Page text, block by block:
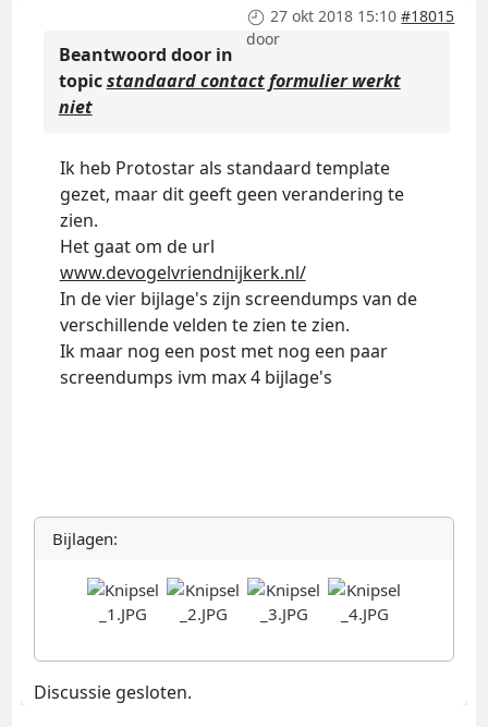
27 okt 2018 15:10 #18015
door
Beantwoord door in
topicstandaard contact formulier werkt
niet
Ik heb Protostar als standaard template
gezet, maar dit geeft geen verandering te
zien.
Het gaat om de url
www.devogelvriendnijkerk.nl/
In de vier bijlage's zijn screendumps van de
verschillende velden te zien te zien.
Ik maar nog een post met nog een paar
screendumps ivm max 4 bijlage's
Bijlagen:
Discussie gesloten.